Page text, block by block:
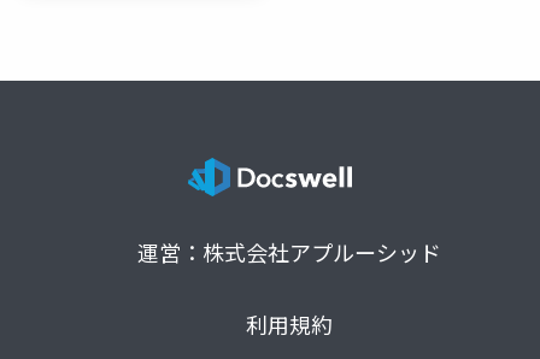
運営：株式会社アプルーシッド
利用規約